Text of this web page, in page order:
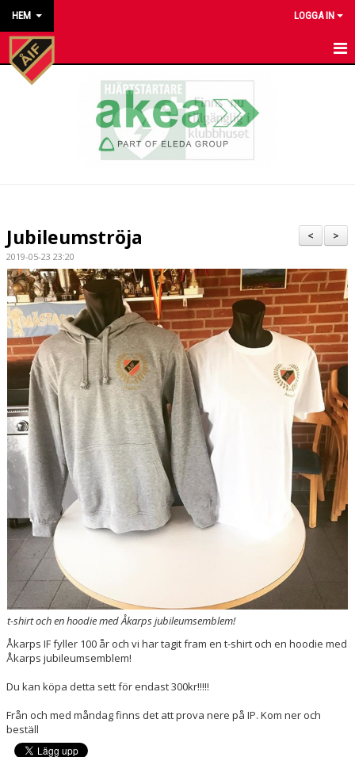
HEM LOGGA IN
HEM
KONTAKT ÅKARP IF
OM FÖRENINGEN
DOKUMENT
BESTÄLL VÅRA KLUBBKLÄDER
>
<
Jubileumströja
2019-05-23 23:20
t-shirt och en hoodie med Åkarps jubileumsemblem!
Åkarps IF fyller 100 år och vi har tagit fram en t-shirt och en hoodie med
Åkarps jubileumsemblem!
Du kan köpa detta sett för endast 300kr!!!!!
Från och med måndag finns det att prova nere på IP. Kom ner och
beställ